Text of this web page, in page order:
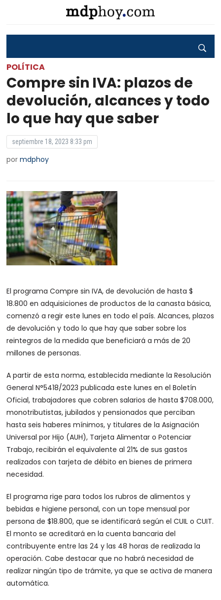
POLÍTICA
Compre sin IVA: plazos de
devolución, alcances y todo
lo que hay que saber
septiembre 18, 2023 8:33 pm
pormdphoy
El programa Compre sin IVA, de devolución de hasta $
18.800 en adquisiciones de productos de la canasta básica,
comenzó a regir este lunes en todo el país. Alcances, plazos
de devolución y todo lo que hay que saber sobre los
reintegros de la medida que beneficiará a más de 20
millones de personas.
A partir de esta norma, establecida mediante la Resolución
General N°5418/2023 publicada este lunes en el Boletín
Oficial, trabajadores que cobren salarios de hasta $708.000,
monotributistas, jubilados y pensionados que perciban
hasta seis haberes mínimos, y titulares de la Asignación
Universal por Hijo (AUH), Tarjeta Alimentar o Potenciar
Trabajo, recibirán el equivalente al 21% de sus gastos
realizados con tarjeta de débito en bienes de primera
necesidad.
El programa rige para todos los rubros de alimentos y
bebidas e higiene personal, con un tope mensual por
persona de $18.800, que se identificará según el CUIL o CUIT.
El monto se acreditará en la cuenta bancaria del
contribuyente entre las 24 y las 48 horas de realizada la
operación. Cabe destacar que no habrá necesidad de
realizar ningún tipo de trámite, ya que se activa de manera
automática.